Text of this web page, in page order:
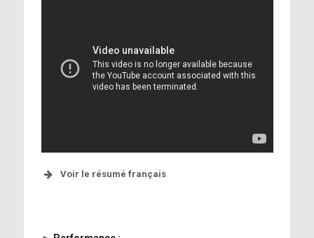
Voir le résumé français